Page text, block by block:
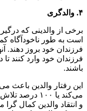
۴. والدگری
برخی از والدینی که
است به طور ناخودآگاه
فرزندان خود بروز دهند.
فرزندان خود وارد کنند
باشند.
این رفتار والدین
می‌کند یا ۱۰۰
و انتقاد والدین کمال